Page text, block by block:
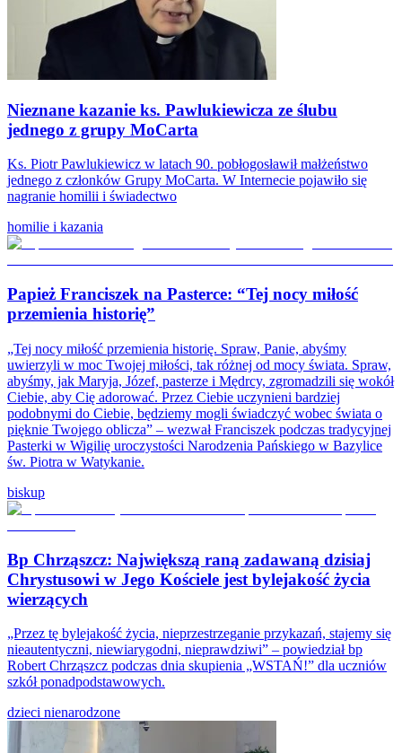
Nieznane kazanie ks. Pawlukiewicza ze ślubu
jednego z grupy MoCarta
Ks. Piotr Pawlukiewicz w latach 90. pobłogosławił małżeństwo
jednego z członków Grupy MoCarta. W Internecie pojawiło się
nagranie homilii i świadectwo
homilie i kazania
Papież Franciszek na Pasterce: “Tej nocy miłość
przemienia historię”
„Tej nocy miłość przemienia historię. Spraw, Panie, abyśmy
uwierzyli w moc Twojej miłości, tak różnej od mocy świata. Spraw,
abyśmy, jak Maryja, Józef, pasterze i Mędrcy, zgromadzili się wokół
Ciebie, aby Cię adorować. Przez Ciebie uczynieni bardziej
podobnymi do Ciebie, będziemy mogli świadczyć wobec świata o
pięknie Twojego oblicza” – wezwał Franciszek podczas tradycyjnej
Pasterki w Wigilię uroczystości Narodzenia Pańskiego w Bazylice
św. Piotra w Watykanie.
biskup
Bp Chrząszcz: Największą raną zadawaną dzisiaj
Chrystusowi w Jego Kościele jest bylejakość życia
wierzących
„Przez tę bylejakość życia, nieprzestrzeganie przykazań, stajemy się
nieautentyczni, niewiarygodni, nieprawdziwi” – powiedział bp
Robert Chrząszcz podczas dnia skupienia „WSTAŃ!” dla uczniów
szkół ponadpodstawowych.
dzieci nienarodzone